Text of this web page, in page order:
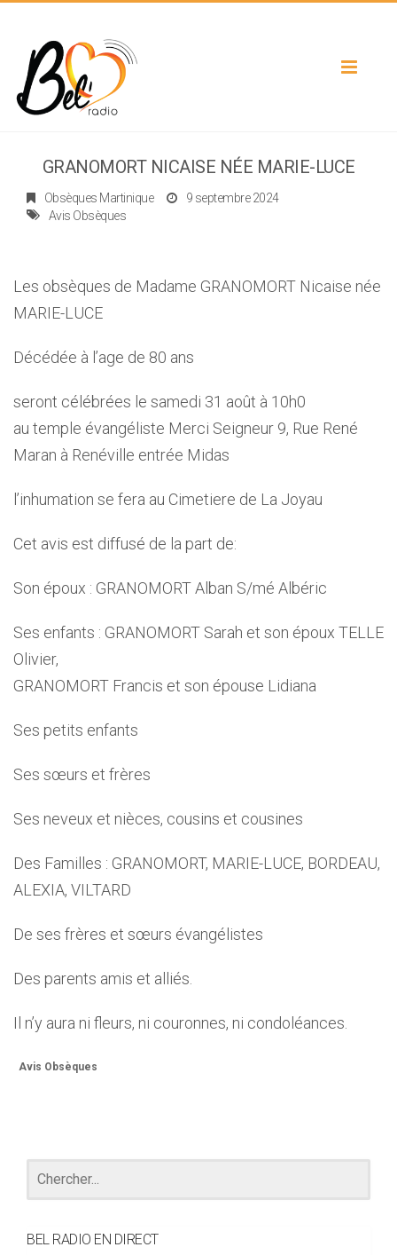
Toggle
GRANOMORT NICAISE NÉE MARIE-LUCE
Obsèques Martinique
9 septembre 2024
Avis Obsèques
Les obsèques de Madame GRANOMORT Nicaise née
MARIE-LUCE
Décédée à l’age de 80 ans
seront célébrées le samedi 31 août à 10h0
au temple évangéliste Merci Seigneur 9, Rue René
Maran à Renéville entrée Midas
l’inhumation se fera au Cimetiere de La Joyau
Cet avis est diffusé de la part de:
Son époux : GRANOMORT Alban S/mé Albéric
Ses enfants : GRANOMORT Sarah et son époux TELLE
Olivier,
GRANOMORT Francis et son épouse Lidiana
Ses petits enfants
Ses sœurs et frères
Ses neveux et nièces, cousins et cousines
Des Familles : GRANOMORT, MARIE-LUCE, BORDEAU,
ALEXIA, VILTARD
De ses frères et sœurs évangélistes
Des parents amis et alliés.
Il n’y aura ni fleurs, ni couronnes, ni condoléances.
Avis Obsèques
BEL RADIO EN DIRECT